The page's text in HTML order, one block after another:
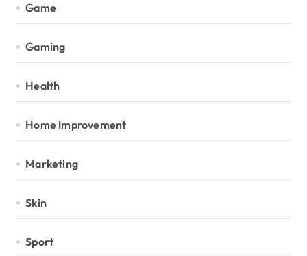
Game
Gaming
Health
Home Improvement
Marketing
Skin
Sport